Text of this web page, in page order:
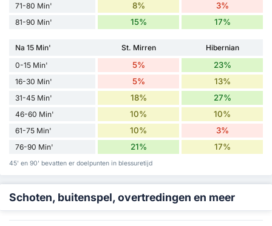
71-80 Min' 8% 3%
81-90 Min' 15% 17%
Na 15 Min' St. Mirren
Hibernian
0-15 Min'
5% 23%
16-30 Min' 5% 13%
31-45 Min' 18% 27%
46-60 Min' 10% 10%
61-75 Min' 10% 3%
76-90 Min' 21% 17%
45' en 90' bevatten er doelpunten in blessuretijd
Schoten, buitenspel, overtredingen en meer